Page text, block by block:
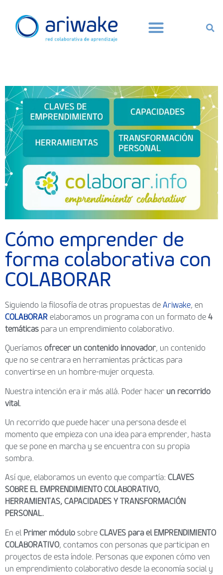
Cómo emprender de
forma colaborativa con
COLABORAR
Siguiendo la filosofía de otras propuestas de Ariwake, en
COLABORAR elaboramos un programa con un formato de 4
temáticas para un emprendimiento colaborativo.
Queríamos ofrecer un contenido innovador, un contenido
que no se centrara en herramientas prácticas para
convertirse en un hombre-mujer orquesta.
Nuestra intención era ir más allá. Poder hacer un recorrido
vital.
Un recorrido que puede hacer una persona desde el
momento que empieza con una idea para emprender, hasta
que se pone en marcha y se encuentra con su propia
sombra.
Así que, elaboramos un evento que compartía: CLAVES
SOBRE EL EMPRENDIMIENTO COLABORATIVO,
HERRAMIENTAS, CAPACIDADES Y TRANSFORMACIÓN
PERSONAL.
En el Primer módulo sobre CLAVES para el EMPRENDIMIENTO
COLABORATIVO, contamos con personas que participan en
proyectos de esta índole. Personas que exponen cómo ven
un emprendimiento colaborativo desde la economía social y